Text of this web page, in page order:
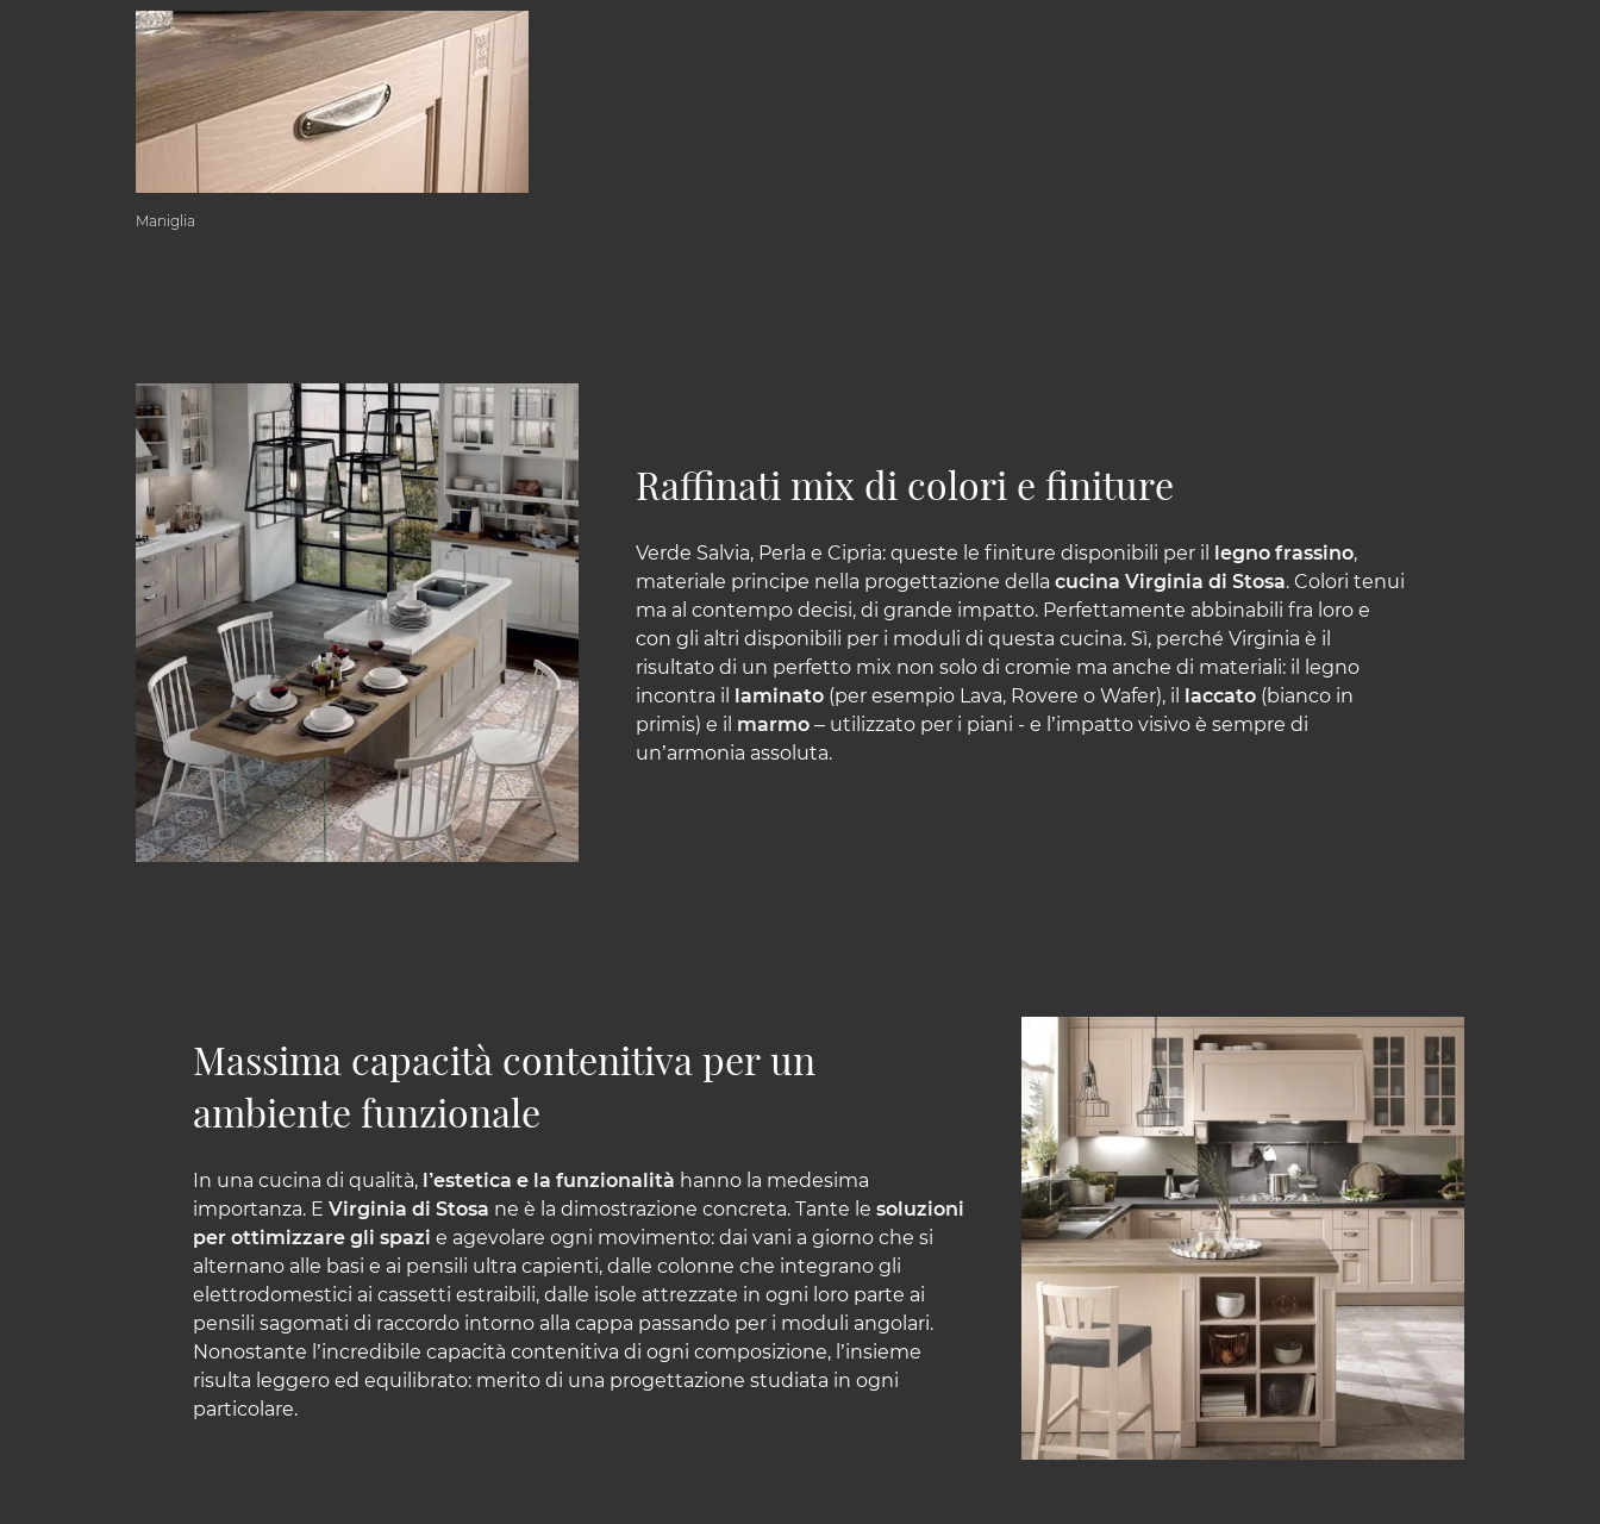
Maniglia
Raffinati mix di colori e finiture
Verde Salvia, Perla e Cipria: queste le finiture disponibili per il legno frassino,
materiale principe nella progettazione della cucina Virginia di Stosa. Colori tenui
ma al contempo decisi, di grande impatto. Perfettamente abbinabili fra loro e
con gli altri disponibili per i moduli di questa cucina. Sì, perché Virginia è il
risultato di un perfetto mix non solo di cromie ma anche di materiali: il legno
incontra il laminato (per esempio Lava, Rovere o Wafer), il laccato (bianco in
primis) e il marmo – utilizzato per i piani - e l’impatto visivo è sempre di
un’armonia assoluta.
Massima capacità contenitiva per un
ambiente funzionale
In una cucina di qualità, l’estetica e la funzionalità hanno la medesima
importanza. E Virginia di Stosa ne è la dimostrazione concreta. Tante le soluzioni
per ottimizzare gli spazi e agevolare ogni movimento: dai vani a giorno che si
alternano alle basi e ai pensili ultra capienti, dalle colonne che integrano gli
elettrodomestici ai cassetti estraibili, dalle isole attrezzate in ogni loro parte ai
pensili sagomati di raccordo intorno alla cappa passando per i moduli angolari.
Nonostante l’incredibile capacità contenitiva di ogni composizione, l’insieme
risulta leggero ed equilibrato: merito di una progettazione studiata in ogni
particolare.